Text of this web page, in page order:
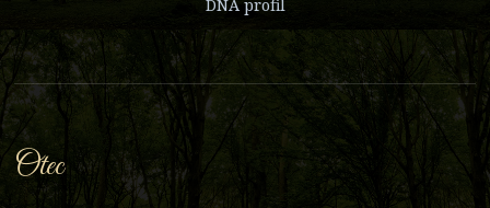
DNA profil
Otec